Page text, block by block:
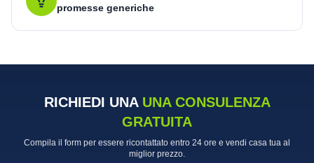
promesse generiche
RICHIEDI UNA UNA CONSULENZA
GRATUITA
Compila il form per essere ricontattato entro 24 ore e vendi casa tua al
miglior prezzo.